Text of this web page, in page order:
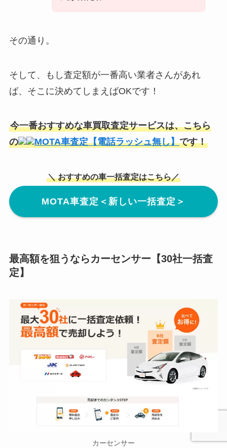
その通り。
そして、もし査定額が一番高い業者さんがあれ
ば、そこに決めてしまえばOKです！
今一番おすすめな車買取査定サービスは、こちら
の
MOTA車査定【電話ラッシュ無し】です！
＼ おすすめの車一括査定はこちら／
MOTA車査定＜新しい一括査定＞
最高額を狙うならカーセンサー【30社一括査
定】
カーセンサー